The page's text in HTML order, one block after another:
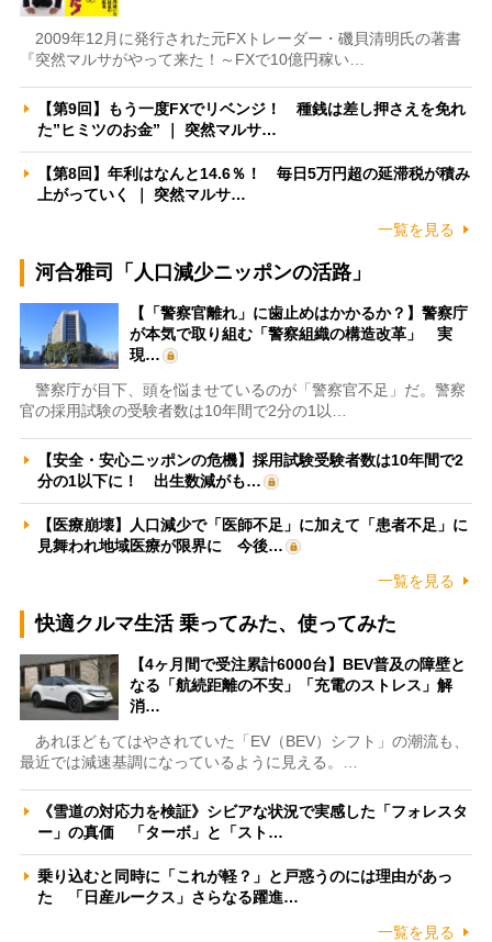
2009年12月に発行された元FXトレーダー・磯貝清明氏の著書
『突然マルサがやって来た！～FXで10億円稼い…
【第9回】もう一度FXでリベンジ！ 種銭は差し押さえを免れ
た”ヒミツのお金” ｜ 突然マルサ…
【第8回】年利はなんと14.6％！ 毎日5万円超の延滞税が積み
上がっていく ｜ 突然マルサ…
一覧を見る
河合雅司「人口減少ニッポンの活路」
【「警察官離れ」に歯止めはかかるか？】警察庁
が本気で取り組む「警察組織の構造改革」 実
現…
警察庁が目下、頭を悩ませているのが「警察官不足」だ。警察
官の採用試験の受験者数は10年間で2分の1以…
【安全・安心ニッポンの危機】採用試験受験者数は10年間で2
分の1以下に！ 出生数減がも…
【医療崩壊】人口減少で「医師不足」に加えて「患者不足」に
見舞われ地域医療が限界に 今後…
一覧を見る
快適クルマ生活 乗ってみた、使ってみた
【4ヶ月間で受注累計6000台】BEV普及の障壁と
なる「航続距離の不安」「充電のストレス」解
消…
あれほどもてはやされていた「EV（BEV）シフト」の潮流も、
最近では減速基調になっているように見える。…
《雪道の対応力を検証》シビアな状況で実感した「フォレスタ
ー」の真価 「ターボ」と「スト…
乗り込むと同時に「これが軽？」と戸惑うのには理由があっ
た 「日産ルークス」さらなる躍進…
一覧を見る